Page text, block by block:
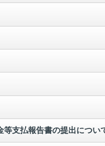
支払報告書の提出につい